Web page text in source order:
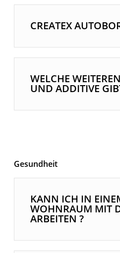
CREATEX
WELCHE
UND ADDITIVE
Gesundheit
KANN ICH IN
WOHNRAUM MIT
ARBEITEN ?